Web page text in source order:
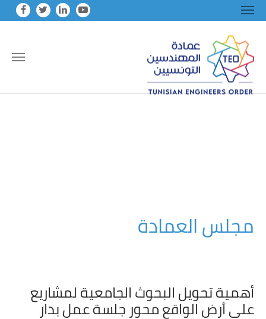
مجلس العمادة
أهمية تحويل البحوث الجامعية لمشاريع
على أرض الواقع محور جلسة عمل بدار